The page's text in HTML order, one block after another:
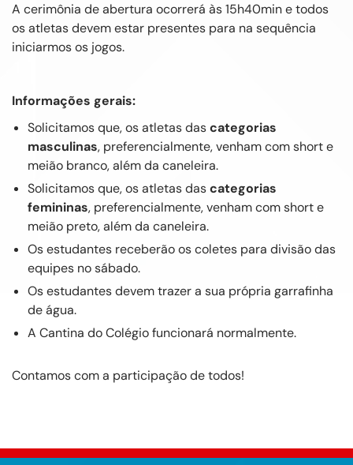
A cerimônia de abertura ocorrerá às 15h40min e todos
os atletas devem estar presentes para na sequência
iniciarmos os jogos.
Informações gerais:
Solicitamos que, os atletas dascategorias
masculinas, preferencialmente, venham com short e
meião branco, além da caneleira.
Solicitamos que, os atletas dascategorias
femininas, preferencialmente, venham com short e
meião preto, além da caneleira.
Os estudantes receberão os coletes para divisão das
equipes no sábado.
Os estudantes devem trazer a sua própria garrafinha
de água.
A Cantina do Colégio funcionará normalmente.
Contamos com a participação de todos!